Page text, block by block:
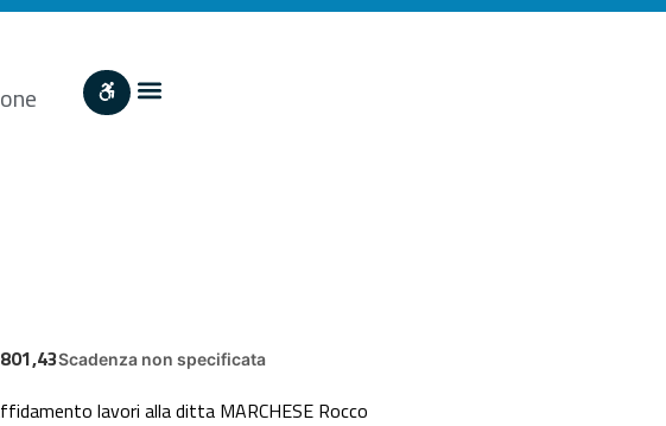
Scadenza non specificata
lavori alla ditta MARCHESE Rocco